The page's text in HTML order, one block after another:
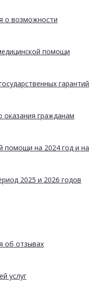
о возможности
помощи
гарантий
оказания гражданам
помощи на 2024 год и на
2025 и 2026 годов
об отзывах
услуг